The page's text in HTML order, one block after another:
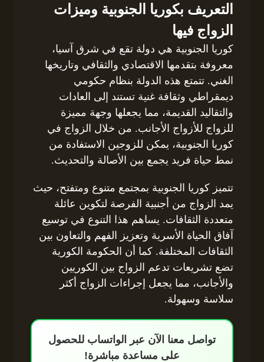
التعريف بكوريا الجنوبية وميزات
الزواج فيها
كوريا الجنوبية هي دولة تقع في شرق آسيا،
معروفة بتقدمها الاقتصادي والثقافي وتاريخها
الغني. تتمتع هذه الدولة بنظام حكومي
ديمقراطي وثقافة غنية تستند إلى العادات
والتقاليد القديمة، مما يجعلها وجهة مميزة
للزواج للأزواج الأجانب. من خلال الزواج في
كوريا الجنوبية، يمكن للزوجين الاستفادة من
نمط حياة فريد يجمع بين الأصالة والتحديث.
تتميز كوريا الجنوبية بمجتمع متنوع ومتفتح، حيث
يمد الزواج من أجنبية الفرصة لتكوين عائلة
متعددة الثقافات. يساهم هذا التنوع في توسيع
آفاق الحياة الأسرية وتعزيز الفهم والتعاون بين
الثقافات المختلفة. كما أن الحكومة الكورية
تضع تشريعات تدعم الزواج بين الكوريين
والأجانب، مما يجعل إجراءات الزواج أكثر
سلاسة وسهولة.
تواصل معنا الآن عبر الواتساب للحصول
على مساعدة مباشرة!